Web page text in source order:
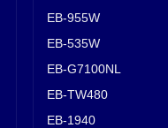
EB-955W
EB-535W
EB-G7100NL
EB-TW480
EB-1940